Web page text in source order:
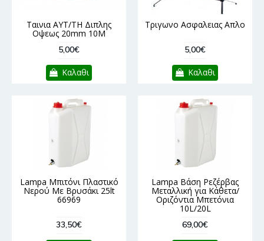
Ταινια ΑΥΤ/ΤΗ Διπλης
Οψεως 20mm 10M
5,00€
Καλαθι
Τριγωνο Ασφαλειας Απλο
5,00€
Καλαθι
Lampa Μπιτόνι Πλαστικό
Νερού Με Βρυσάκι 25lt
66969
33,50€
Lampa Βάση Ρεζέρβας
Μεταλλική για Κάθετα/
Οριζόντια Μπετόνια
10L/20L
69,00€